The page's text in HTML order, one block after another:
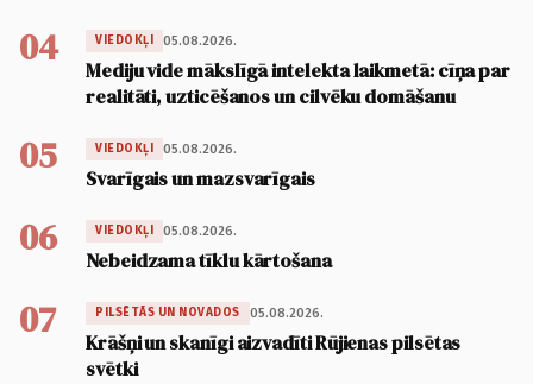
04 VIEDOKĻI 05.08.2026.
Mediju vide mākslīgā intelekta laikmetā: cīņa par
realitāti, uzticēšanos un cilvēku domāšanu
05 VIEDOKĻI 05.08.2026.
Svarīgais un mazsvarīgais
06 VIEDOKĻI 05.08.2026.
Nebeidzama tīklu kārtošana
07 PILSĒTĀS UN NOVADOS 05.08.2026.
Krāšņi un skanīgi aizvadīti Rūjienas pilsētas
svētki